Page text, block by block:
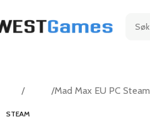
Action Mad Max EU PC Steam
STEAM